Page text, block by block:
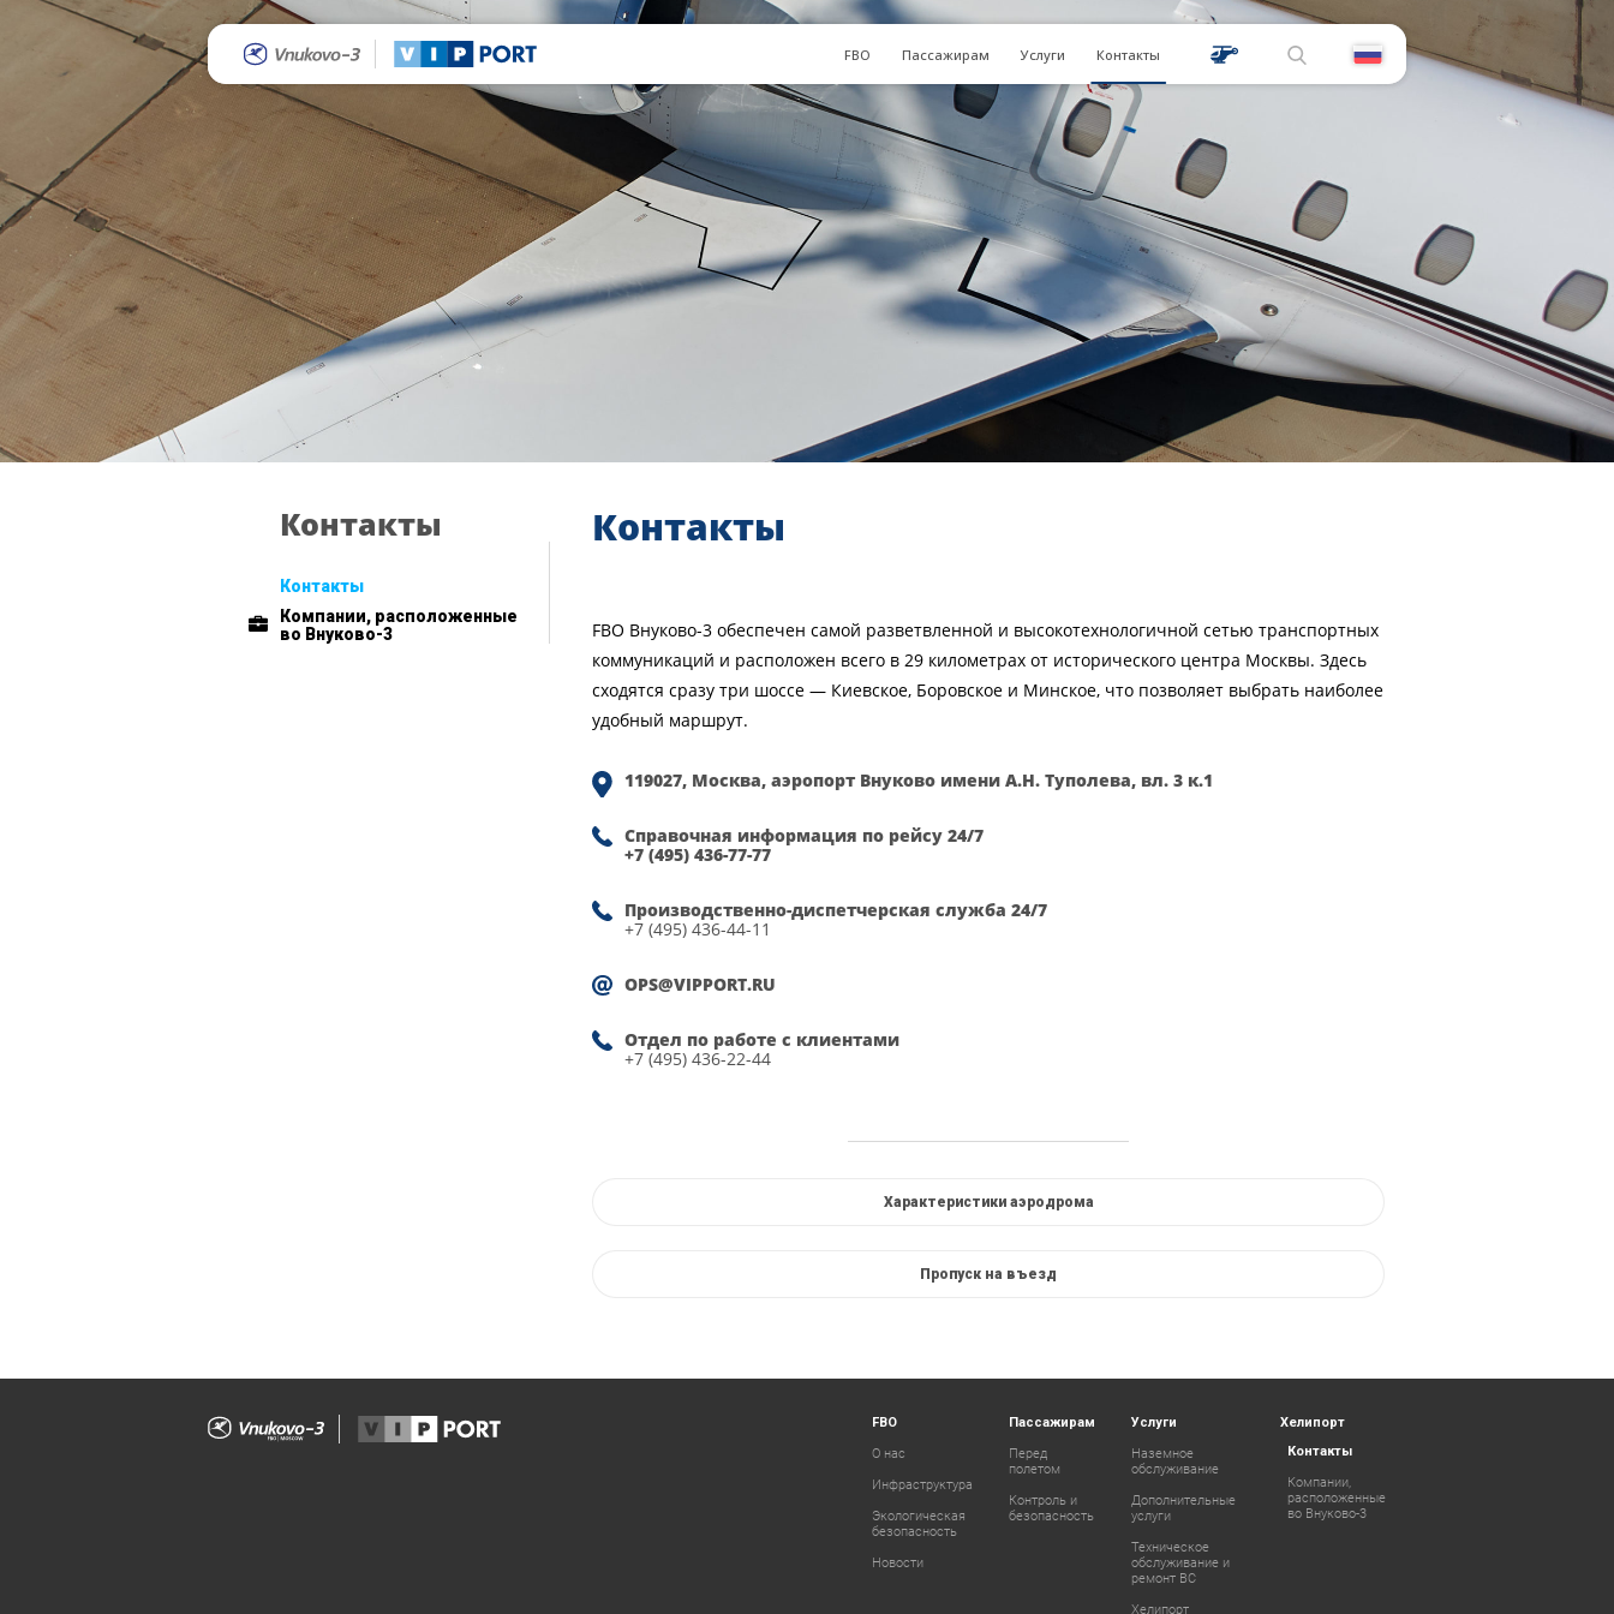
FBO Пассажирам Услуги Контакты
Контакты
Контакты
Компании, расположенные
во Внуково-3
Контакты
FBO Внуково-3 обеспечен самой разветвленной и высокотехнологичной сетью транспортных
коммуникаций и расположен всего в 29 километрах от исторического центра Москвы. Здесь
сходятся сразу три шоссе — Киевское, Боровское и Минское, что позволяет выбрать наиболее
удобный маршрут.
119027, Москва, аэропорт Внуково имени А.Н. Туполева, вл. 3 к.1
Справочная информация по рейсу 24/7
+7 (495) 436-77-77
Производственно-диспетчерская служба 24/7
+7 (495) 436-44-11
OPS@VIPPORT.RU
Отдел по работе с клиентами
+7 (495) 436-22-44
Характеристики аэродрома
Пропуск на въезд
FBO
О нас
Инфраструктура
Экологическая
безопасность
Новости
Пассажирам
Перед
полетом
Контроль и
безопасность
Услуги
Наземное
обслуживание
Дополнительные
услуги
Техническое
обслуживание и
ремонт ВС
Хелипорт
Хелипорт
Контакты
Компании,
расположенные
во Внуково-3